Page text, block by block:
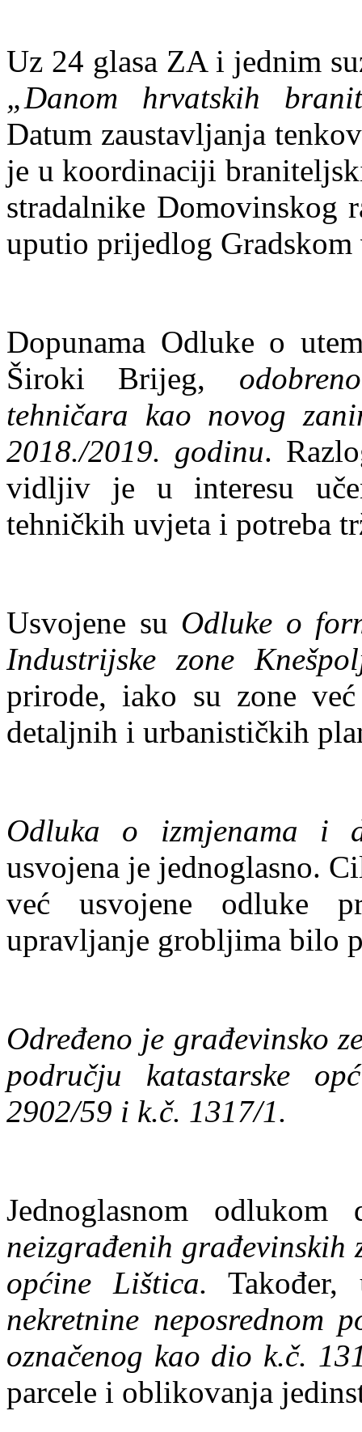
Uz 24 glasa ZA i jednim
„Danom hrvatskih
Datum zaustavljanja
je u koordinaciji
stradalnike Domovinskog
uputio prijedlog Gradskom
Dopunama Odluke o
Široki Brijeg,
tehničara kao novog
2018./2019. godinu.
vidljiv je u interesu
tehničkih uvjeta i potreba
Usvojene su Odluke o
Industrijske zone
prirode, iako su zone
detaljnih i urbanističkih
Odluka o izmjenama i
usvojena je jednoglasno.
već usvojene odluke
upravljanje grobljima bilo
Određeno je građevinsko
području katastarske
2902/59 i k.č. 1317/1.
Jednoglasnom
neizgrađenih građevinskih
općine Lištica.
nekretnine neposrednom
označenog kao dio k.č.
parcele i oblikovanja